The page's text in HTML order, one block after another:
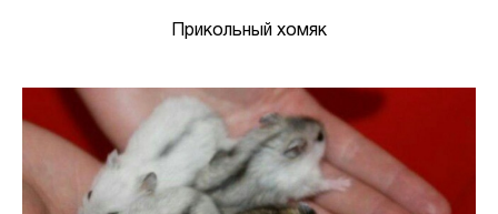
Прикольный хомяк